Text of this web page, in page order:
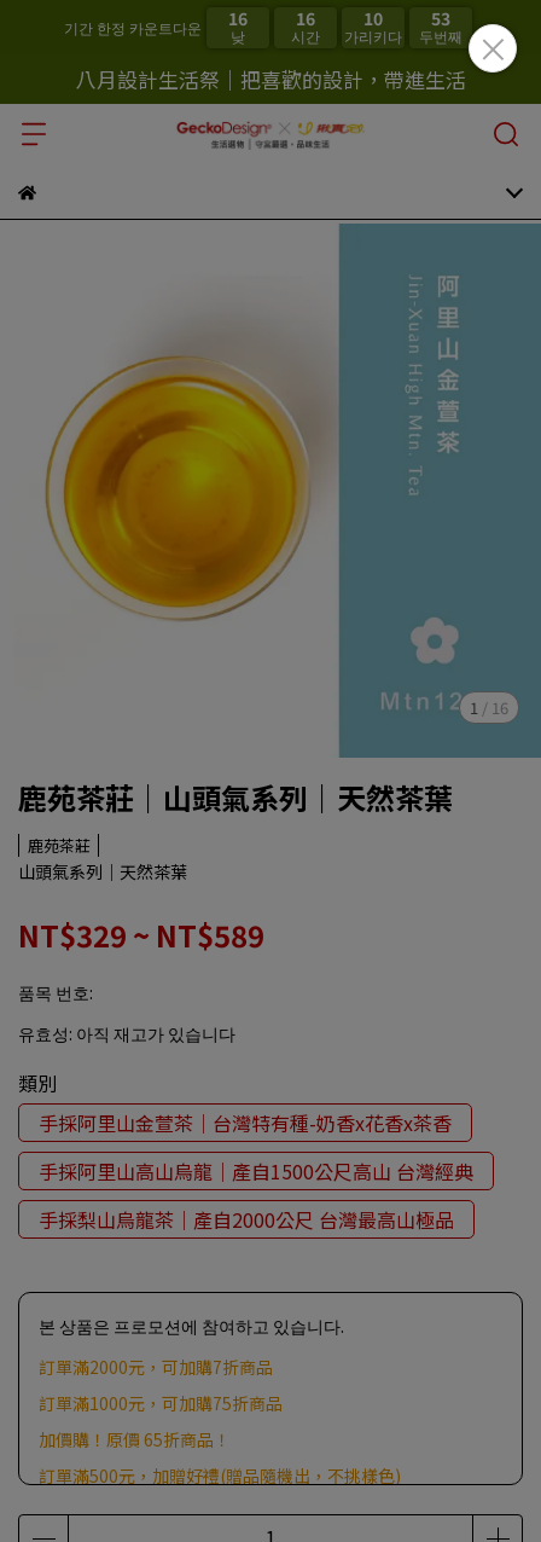
기간 한정 카운트다운 16
낮
16
시간
10
가리키다
52
두번째
八月設計生活祭｜把喜歡的設計，帶進生活
1 / 16
鹿苑茶莊｜山頭氣系列｜天然茶葉
鹿苑茶莊
山頭氣系列｜天然茶葉
NT$329 ~ NT$589
품목 번호:
유효성: 아직 재고가 있습니다
類別
手採阿里山金萱茶｜台灣特有種-奶香x花香x茶香
手採阿里山高山烏龍｜產自1500公尺高山 台灣經典
手採梨山烏龍茶｜產自2000公尺 台灣最高山極品
본 상품은 프로모션에 참여하고 있습니다.
訂單滿2000元，可加購7折商品
訂單滿1000元，可加購75折商品
加價購！原價 65折商品！
訂單滿500元，加贈好禮(贈品隨機出，不挑樣色)